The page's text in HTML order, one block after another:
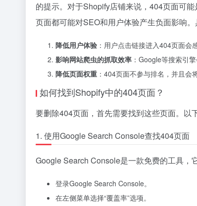
的提示。对于Shopify店铺来说，404页面可
页面都可能对SEO和用户体验产生负面影响。
降低用户体验 ：用户点击链接进入404页面会
影响网站爬虫的抓取效率 ：Google等搜索引
降低页面权重 ：404页面不参与排名，并且会
如何找到Shopify中的404页面？
要删除404页面，首先需要找到这些页面。以
1. 使用Google Search Console查找404页面
Google Search Console是一款免费的工具，
登录Google Search Console。
在左侧菜单选择“覆盖率”选项。